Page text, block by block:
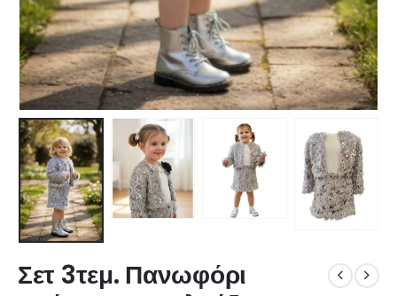
Σετ 3τεμ. Πανωφόρι